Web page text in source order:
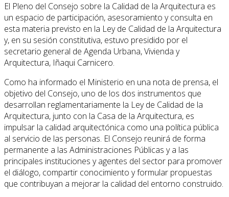
El Pleno del Consejo sobre la Calidad de la Arquitectura es
un espacio de participación, asesoramiento y consulta en
esta materia previsto en la Ley de Calidad de la Arquitectura
y, en su sesión constitutiva, estuvo presidido por el
secretario general de Agenda Urbana, Vivienda y
Arquitectura, Iñaqui Carnicero.
Como ha informado el Ministerio en una nota de prensa, el
objetivo del Consejo, uno de los dos instrumentos que
desarrollan reglamentariamente la Ley de Calidad de la
Arquitectura, junto con la Casa de la Arquitectura, es
impulsar la calidad arquitectónica como una política pública
al servicio de las personas. El Consejo reunirá de forma
permanente a las Administraciones Públicas y a las
principales instituciones y agentes del sector para promover
el diálogo, compartir conocimiento y formular propuestas
que contribuyan a mejorar la calidad del entorno construido.